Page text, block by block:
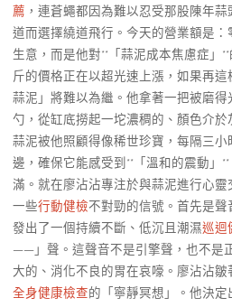
薦 ，連蒼蠅都因為難以忍受那股陳年
道而選擇繞道飛行。今天的營業額是
生意，而是他對**「蒜泥成本焦慮症」
斤的價格正在以超光速上漲，如果再
蒜泥」將難以為繼。他拿著一把被磨
勺，從缸底撈起一坨濃稠的、顏色介
蒜泥被他照顧得像稀世珍寶，每隔三
邊，確保它能感受到**「溫和的震動」
滿。就在廖沾沾專注於與蒜泥進行心
一些行動健檢不對勁的信號。首先是
發出了一個持續不斷、低沉且潮濕巡迴
——」聲。這聲音不是引擎聲，也不是
大的、消化不良的胃在哀嚎。廖沾沾
全身健康檢查的「寧靜冥想」。他決